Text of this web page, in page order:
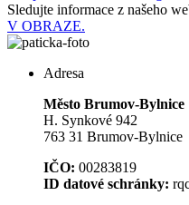
Sledujte informace z našeho
V OBRAZE.
Adresa
Město Brumov-Bylnice
H. Synkové 942
763 31 Brumov-Bylnice
IČO: 00283819
ID datové schránky: